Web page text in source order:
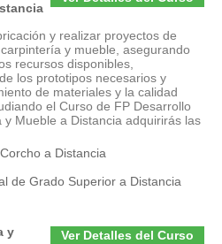
y realizar proyectos de
y mueble, asegurando
recursos disponibles,
los prototipos necesarios y
de materiales y la calidad
el Curso de FP Desarrollo
Mueble a Distancia adquirirás las
a Distancia
de Grado Superior a Distancia
Ver Detalles del Curso
y